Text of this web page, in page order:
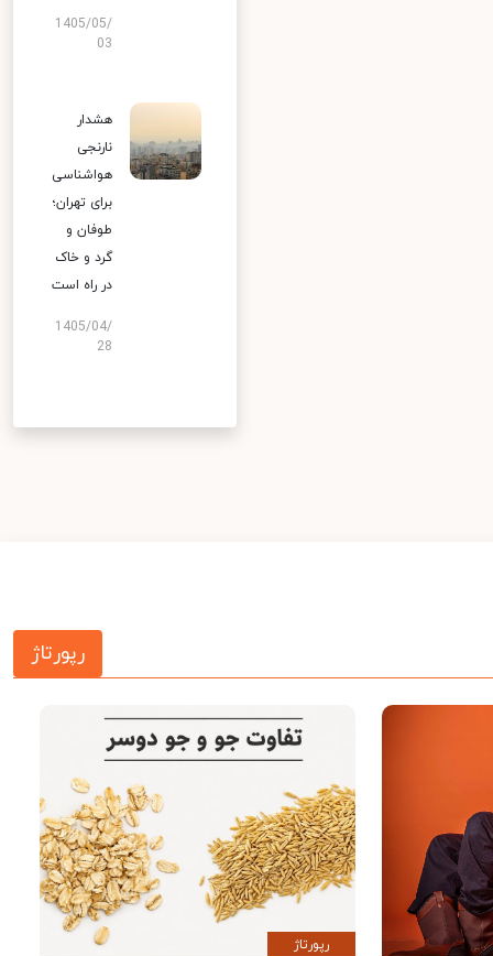
1405/05/
03
هشدار
نارنجی
هواشناسی
برای تهران؛
طوفان و
گرد و خاک
در راه است
1405/04/
28
رپورتاژ
رپورتاژ